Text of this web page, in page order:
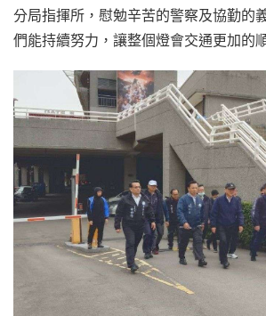
分局指揮所，慰勉辛苦的警察及協勤的
們能持續努力，讓整個燈會交通更加的